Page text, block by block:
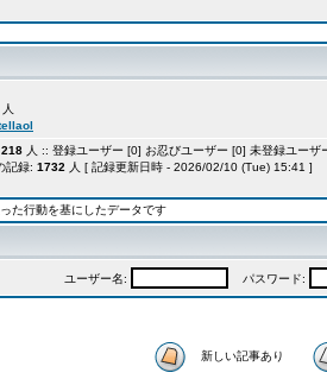
人
218 人 :: 登録ユーザー [0] お忍びユーザー [0] 未登録ユー
記録: 1732 人 [ 記録更新日時 - 2026/02/10 (Tue) 15:41 ]
た行動を基にしたデータです
ユーザー名: パスワード:
新しい記事あり